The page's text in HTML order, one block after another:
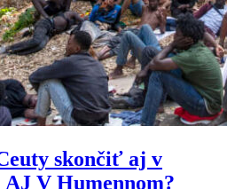
skončiť aj v
V Humennom?